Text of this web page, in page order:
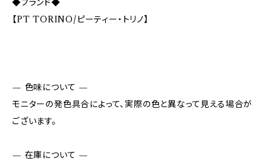
◆ブランド◆
【PT TORINO/ピーティー・トリノ】
— 色味について —
モニターの発色具合によって、実際の色と異なって見える場合が
ございます。
— 在庫について —